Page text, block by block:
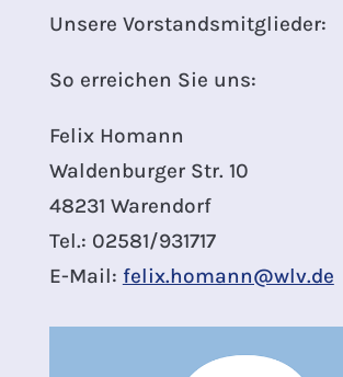
Unsere Vorstandsmitglieder:
So erreichen Sie uns:
Felix Homann
Waldenburger Str. 10
48231 Warendorf
Tel.: 02581/931717
E-Mail: felix.homann@wlv.de